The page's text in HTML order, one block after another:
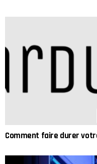
Comment faire durer